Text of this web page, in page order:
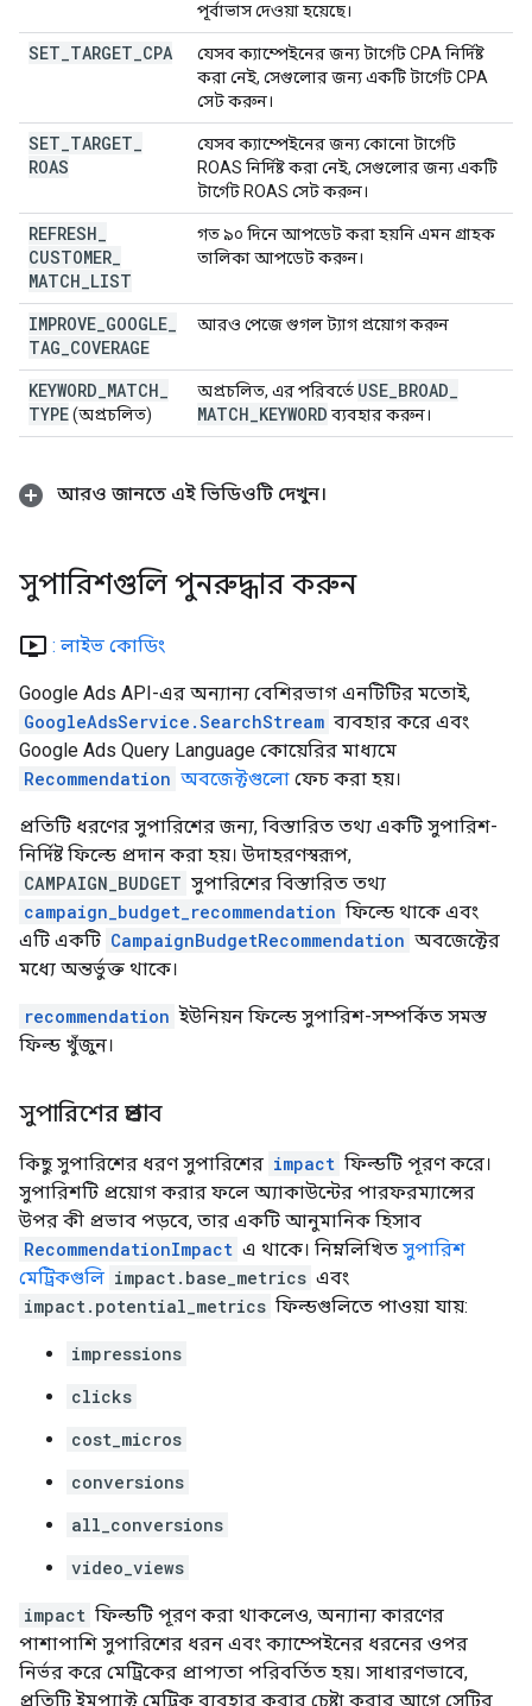
পূর্বাভাস দেওয়া হয়েছে।
SET TARGET CPA
যেসব ক্যাম্পেইনের জন্য টার্গেট CPA নির্দিষ্ট
করা নেই, সেগুলোর জন্য একটি টার্গেট CPA
সেট করুন।
SET TARGET
ROAS
যেসব ক্যাম্পেইনের জন্য কোনো টার্গেট
ROAS নির্দিষ্ট করা নেই, সেগুলোর জন্য একটি
টার্গেট ROAS সেট করুন।
REFRESH
CUSTOMER
MATCH LIST
গত ৯০ দিনে আপডেট করা হয়নি এমন গ্রাহক
তালিকা আপডেট করুন।
IMPROVE GOOGLE
TAG COVERAGE
আরও পেজে গুগল ট্যাগ প্রয়োগ করুন
KEYWORD MATCH
TYPE(অপ্রচলিত)
অপ্রচলিত, এর পরিবর্তে USE BROAD
MATCH KEYWORD ব্যবহার করুন।
আরও জানতে এই ভিডিওটি দেখুন।
সুপারিশগুলি পুনরুদ্ধার করুন
ondemand_video : লাইভ কোডিং
Google Ads API-এর অন্যান্য বেশিরভাগ এনটিটির মতোই,
GoogleAdsService.SearchStream ব্যবহার করে এবং
Google Ads Query Language কোয়েরির মাধ্যমে
Recommendation অবজেক্টগুলো ফেচ করা হয়।
প্রতিটি ধরণের সুপারিশের জন্য, বিস্তারিত তথ্য একটি সুপারিশ-
নির্দিষ্ট ফিল্ডে প্রদান করা হয়। উদাহরণস্বরূপ,
CAMPAIGN_BUDGET সুপারিশের বিস্তারিত তথ্য
campaign_budget_recommendation ফিল্ডে থাকে এবং
এটি একটি CampaignBudgetRecommendation অবজেক্টের
মধ্যে অন্তর্ভুক্ত থাকে।
recommendation ইউনিয়ন ফিল্ডে সুপারিশ-সম্পর্কিত সমস্ত
ফিল্ড খুঁজুন।
সুপারিশের প্রভাব
কিছু সুপারিশের ধরণ সুপারিশের impact ফিল্ডটি পূরণ করে।
সুপারিশটি প্রয়োগ করার ফলে অ্যাকাউন্টের পারফরম্যান্সের
উপর কী প্রভাব পড়বে, তার একটি আনুমানিক হিসাব
RecommendationImpact এ থাকে। নিম্নলিখিত সুপারিশ
মেট্রিকগুলি impact.base_metrics এবং
impact.potential_metrics ফিল্ডগুলিতে পাওয়া যায়:
impressions
clicks
cost_micros
conversions
all_conversions
video_views
impact ফিল্ডটি পূরণ করা থাকলেও, অন্যান্য কারণের
পাশাপাশি সুপারিশের ধরন এবং ক্যাম্পেইনের ধরনের ওপর
নির্ভর করে মেট্রিকের প্রাপ্যতা পরিবর্তিত হয়। সাধারণভাবে,
প্রতিটি ইমপ্যাক্ট মেট্রিক ব্যবহার করার চেষ্টা করার আগে সেটির